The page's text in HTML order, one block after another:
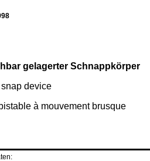
gelagerter Schnappkörper
device
à mouvement brusque